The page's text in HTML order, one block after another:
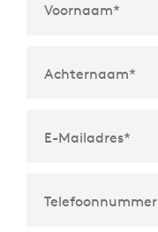
Voornaam*
Achternaam*
E-Mailadres*
Telefoonnummer